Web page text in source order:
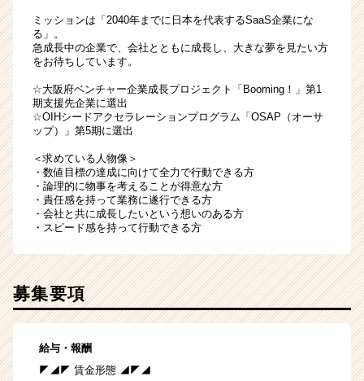
ミッションは「2040年までに日本を代表するSaaS企業にな
る」。
急成長中の企業で、会社とともに成長し、大きな夢を見たい方
をお待ちしています。
☆大阪府ベンチャー企業成長プロジェクト「Booming！」第1
期支援先企業に選出
☆OIHシードアクセラレーションプログラム「OSAP（オーサ
ップ）」第5期に選出
＜求めている人物像＞
・数値目標の達成に向けて全力で行動できる方
・論理的に物事を考えることが得意な方
・責任感を持って業務に遂行できる方
・会社と共に成長したいという想いのある方
・スピード感を持って行動できる方
募集要項
給与・報酬
◤◢◤ 賃金形態 ◢◤◢